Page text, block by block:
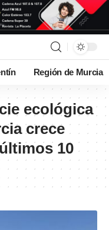
Región de Murcia
ecológica
crece
10